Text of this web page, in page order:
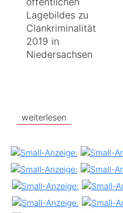
Lagebildes zu
Clankriminalität
2019 in
Niedersachsen
weiterlesen